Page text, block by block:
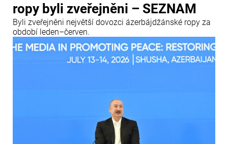
ropy byli zveřejněni – SEZNAM
Byli zveřejněni největší dovozci ázerbájdžánské ropy za
období leden–červen.